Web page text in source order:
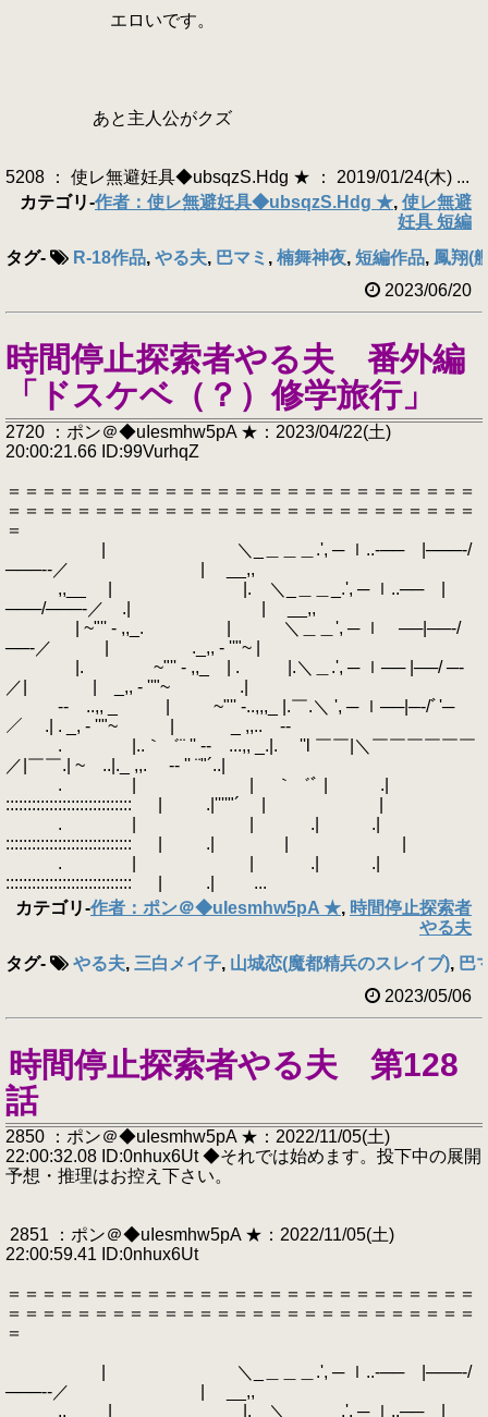
エロいです。
あと主人公がクズ
5208 ： 使レ無避妊具◆ubsqzS.Hdg ★ ： 2019/01/24(木) ...
カテゴリ-作者：使レ無避妊具◆ubsqzS.Hdg ★, 使レ無避
妊具 短編
タグ- R-18作品, やる夫, 巴マミ , 楠舞神夜, 短編作品, 鳳翔(
2023/06/20
時間停止探索者やる夫 番外編
「ドスケベ（？）修学旅行」
2720 ：ポン＠◆uIesmhw5pA ★：2023/04/22(土)
20:00:21.66 ID:99VurhqZ
＝＝＝＝＝＝＝＝＝＝＝＝＝＝＝＝＝＝＝＝＝＝＝＝＝＝＝
＝＝＝＝＝＝＝＝＝＝＝＝＝＝＝＝＝＝＝＝＝＝＝＝＝＝＝
＝
| ＼_＿＿＿.', ─ ｌ..‐── |───‐/
───‐‐／ | __,,
,,__ | |. ＼_＿＿_.', ─ ｌ..── |
───/───‐／ .| | __,,
| ~"'' - ,,_. | ＼＿＿', ─ ｌ ──|──‐/
──‐／ | ._,, - ''"~ |
|. ~"'' - ,,_ | . |.＼＿.', ─ ｌ── |──/ ─‐
／| | _,, - ''"~ .|
‐- ..,, _ | ~"'' -..,,,_ |.￣.＼ ', ─ ｌ──|─‐/ﾞ'─
／ .| . _, - ''"~ | _ ,,.. -‐
. |..｀゛¨ '' ‐- ...,, _.|. ''l ￣￣|＼￣￣￣￣￣￣
／|￣￣.| ~ ..|._ ,,. -‐ '' ¨"´..|
. | | ｀゛ﾞ | .|
::::::::::::::::::::::::::::: | .|''''"´ | |
. | | .| .|
::::::::::::::::::::::::::::: | .| | |
. | | .| .|
::::::::::::::::::::::::::::: | .| ...
カテゴリ-作者：ポン＠◆uIesmhw5pA ★, 時間停止探索者
やる夫
タグ- やる夫, 三白メイ子, 山城恋(魔都精兵のスレイブ), 巴
2023/05/06
時間停止探索者やる夫 第128
話
2850 ：ポン＠◆uIesmhw5pA ★：2022/11/05(土)
22:00:32.08 ID:0nhux6Ut ◆それでは始めます。投下中の展開
予想・推理はお控え下さい。
2851 ：ポン＠◆uIesmhw5pA ★：2022/11/05(土)
22:00:59.41 ID:0nhux6Ut
＝＝＝＝＝＝＝＝＝＝＝＝＝＝＝＝＝＝＝＝＝＝＝＝＝＝＝
＝＝＝＝＝＝＝＝＝＝＝＝＝＝＝＝＝＝＝＝＝＝＝＝＝＝＝
＝
| ＼_＿＿＿.', ─ ｌ..‐── |───‐/
───‐‐／ | __,,
,,__ | |. ＼_＿＿_.', ─ ｌ..── |